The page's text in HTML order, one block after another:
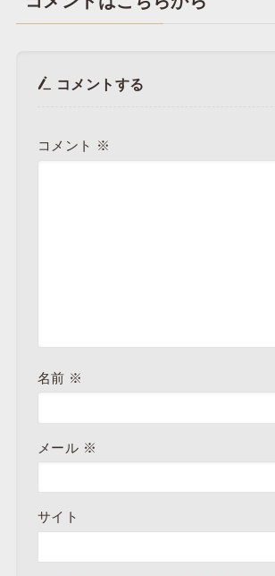
コメントする
コメント ※
名前 ※
メール ※
サイト